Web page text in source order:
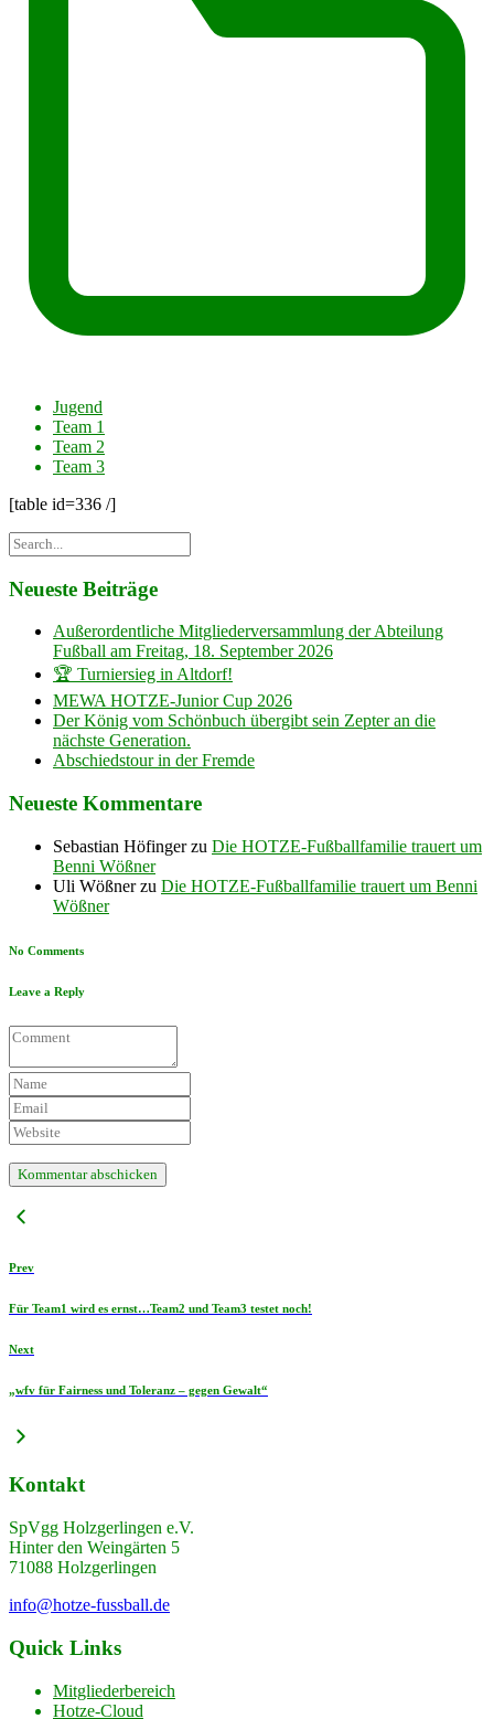
Jugend
Team 1
Team 2
Team 3
[table id=336 /]
Neueste Beiträge
Außerordentliche Mitgliederversammlung der Abteilung
Fußball am Freitag, 18. September 2026
🏆 Turniersieg in Altdorf!
MEWA HOTZE-Junior Cup 2026
Der König vom Schönbuch übergibt sein Zepter an die
nächste Generation.
Abschiedstour in der Fremde
Neueste Kommentare
Sebastian Höfingerzu Die HOTZE-Fußballfamilie trauert um
Benni Wößner
Uli Wößnerzu Die HOTZE-Fußballfamilie trauert um Benni
Wößner
No Comments
Leave a Reply
Prev
Für Team1 wird es ernst…Team2 und Team3 testet noch!
Next
„wfv für Fairness und Toleranz – gegen Gewalt“
Kontakt
SpVgg Holzgerlingen e.V.
Hinter den Weingärten 5
71088 Holzgerlingen
info@hotze-fussball.de
Quick Links
Mitgliederbereich
Hotze-Cloud